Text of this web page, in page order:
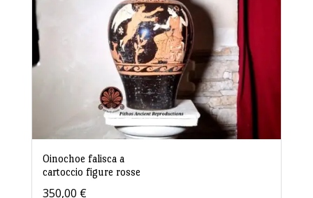
Oinochoe falisca a
cartoccio figure rosse
350,00 €